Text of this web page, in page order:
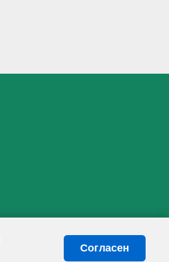
Согласен